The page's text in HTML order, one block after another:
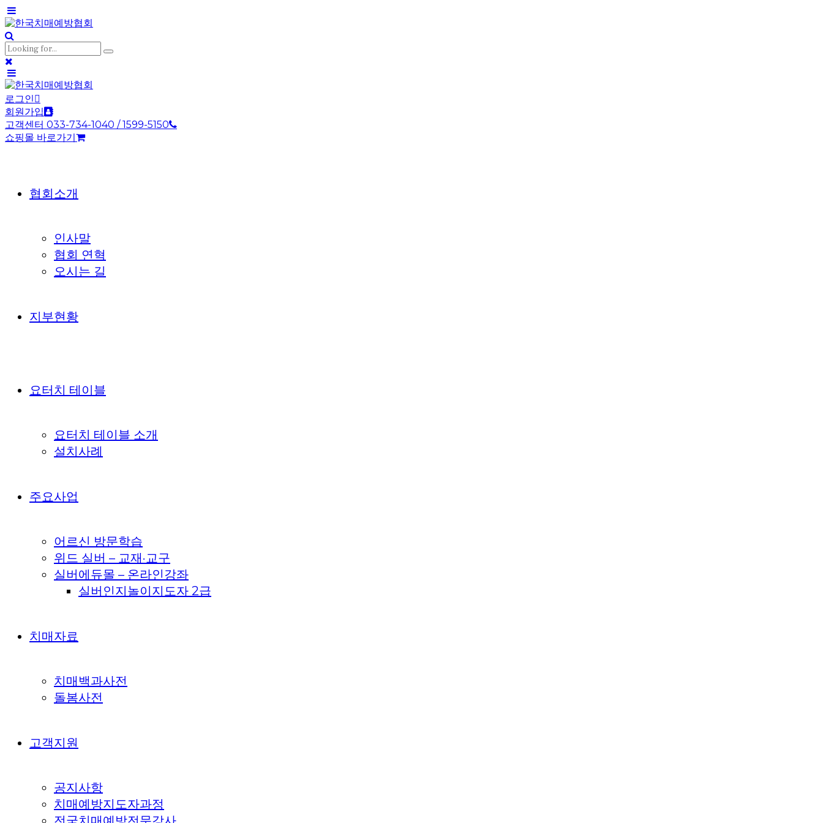
로그인
회원가입
고객센터 033-734-1040 / 1599-5150
쇼핑몰 바로가기
협회소개
인사말
협회 연혁
오시는 길
지부현황
요터치 테이블
요터치 테이블 소개
설치사례
주요사업
어르신 방문학습
위드 실버 – 교재·교구
실버에듀몰 – 온라인강좌
실버인지놀이지도자 2급
치매자료
치매백과사전
돌봄사전
고객지원
공지사항
치매예방지도자과정